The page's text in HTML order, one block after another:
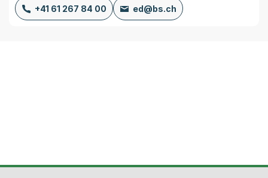
+41 61 267 84 00 ed@bs.ch